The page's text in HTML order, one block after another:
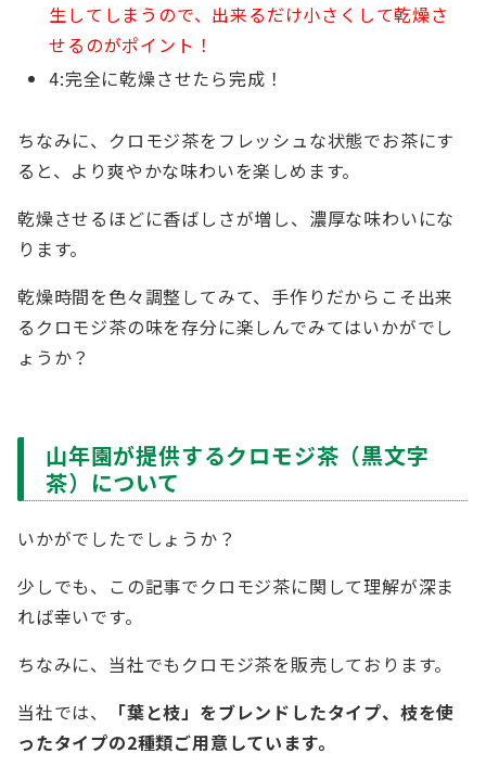
生してしまうので、出来るだけ小さくして乾燥さ
せるのがポイント！
4:完全に乾燥させたら完成！
ちなみに、クロモジ茶をフレッシュな状態でお茶にす
ると、より爽やかな味わいを楽しめます。
乾燥させるほどに香ばしさが増し、濃厚な味わいにな
ります。
乾燥時間を色々調整してみて、手作りだからこそ出来
るクロモジ茶の味を存分に楽しんでみてはいかがでし
ょうか？
山年園が提供するクロモジ茶（黒文字
茶）について
いかがでしたでしょうか？
少しでも、この記事でクロモジ茶に関して理解が深ま
れば幸いです。
ちなみに、当社でもクロモジ茶を販売しております。
当社では、
「葉と枝」をブレンドしたタイプ、枝を使
ったタイプの2種類ご用意しています。